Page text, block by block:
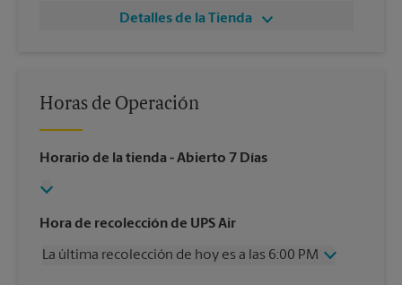
Detalles de la Tienda
Horas de Operación
Horario de la tienda - Abierto 7 Días
Hora de recolección de UPS Air
La última recolección de hoy es a las 6:00 PM